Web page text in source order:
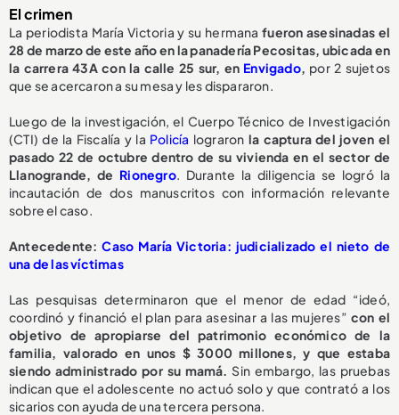
El crimen
La periodista María Victoria y su hermanafueron asesinadas el
28 de marzo de este año en la panadería Pecositas, ubicada en
la carrera 43A con la calle 25 sur, en Envigado, por 2 sujetos
que se acercaron a su mesa y les dispararon.
Luego de la investigación, el Cuerpo Técnico de Investigación
(CTI) de la Fiscalía y la Policía lograron la captura del joven el
pasado 22 de octubre dentro de su vivienda en el sector de
Llanogrande, de Rionegro. Durante la diligencia se logró la
incautación de dos manuscritos con información relevante
sobre el caso.
Antecedente:Caso María Victoria: judicializado el nieto de
una de las víctimas
Las pesquisas determinaron que el menor de edad “ideó,
coordinó y financió el plan para asesinar a las mujeres” con el
objetivo de apropiarse del patrimonio económico de la
familia, valorado en unos $ 3000 millones, y que estaba
siendo administrado por su mamá.Sin embargo, las pruebas
indican que el adolescente no actuó solo y que contrató a los
sicarios con ayuda de una tercera persona.